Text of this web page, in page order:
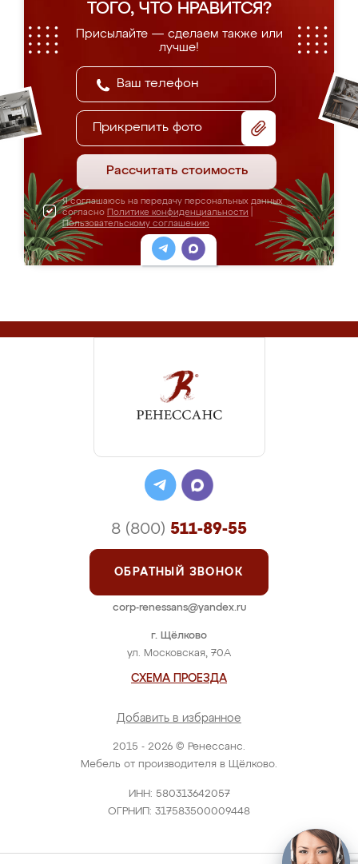
ТОГО, ЧТО НРАВИТСЯ?
Присылайте — сделаем также или
лучше!
Прикрепить фото
Рассчитать стоимость
Я соглашаюсь на передачу персональных данных
согласно Политике конфиденциальности
Пользовательскому соглашению
2015 - 2026 © Ренессанс.
Мебель от производителя в Щёлково.
ИНН: 580313642057
ОГРНИП: 317583500009448
г. Щёлково
ул. Московская, 70А
СХЕМА ПРОЕЗДА
Добавить в избранное
8 (800) 511-89-55
ОБРАТНЫЙ ЗВОНОК
corp-renessans@yandex.ru